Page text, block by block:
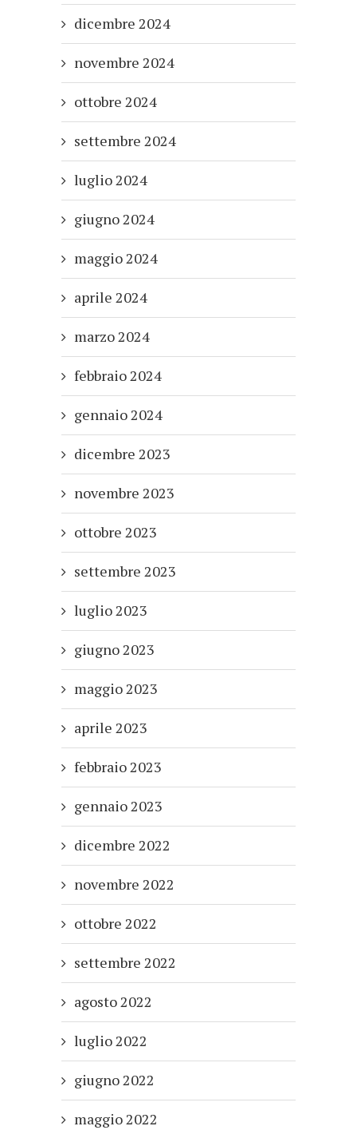
dicembre 2024
novembre 2024
ottobre 2024
settembre 2024
luglio 2024
giugno 2024
maggio 2024
aprile 2024
marzo 2024
febbraio 2024
gennaio 2024
dicembre 2023
novembre 2023
ottobre 2023
settembre 2023
luglio 2023
giugno 2023
maggio 2023
aprile 2023
febbraio 2023
gennaio 2023
dicembre 2022
novembre 2022
ottobre 2022
settembre 2022
agosto 2022
luglio 2022
giugno 2022
maggio 2022